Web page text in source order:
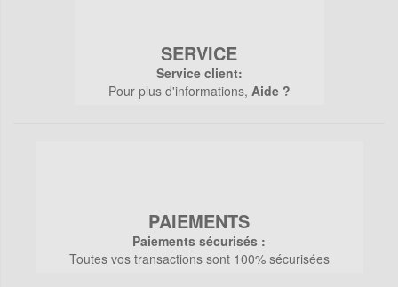
SERVICE
Service client:
Pour plus d'informations, Aide ?
PAIEMENTS
Paiements sécurisés :
Toutes vos transactions sont 100% sécurisées